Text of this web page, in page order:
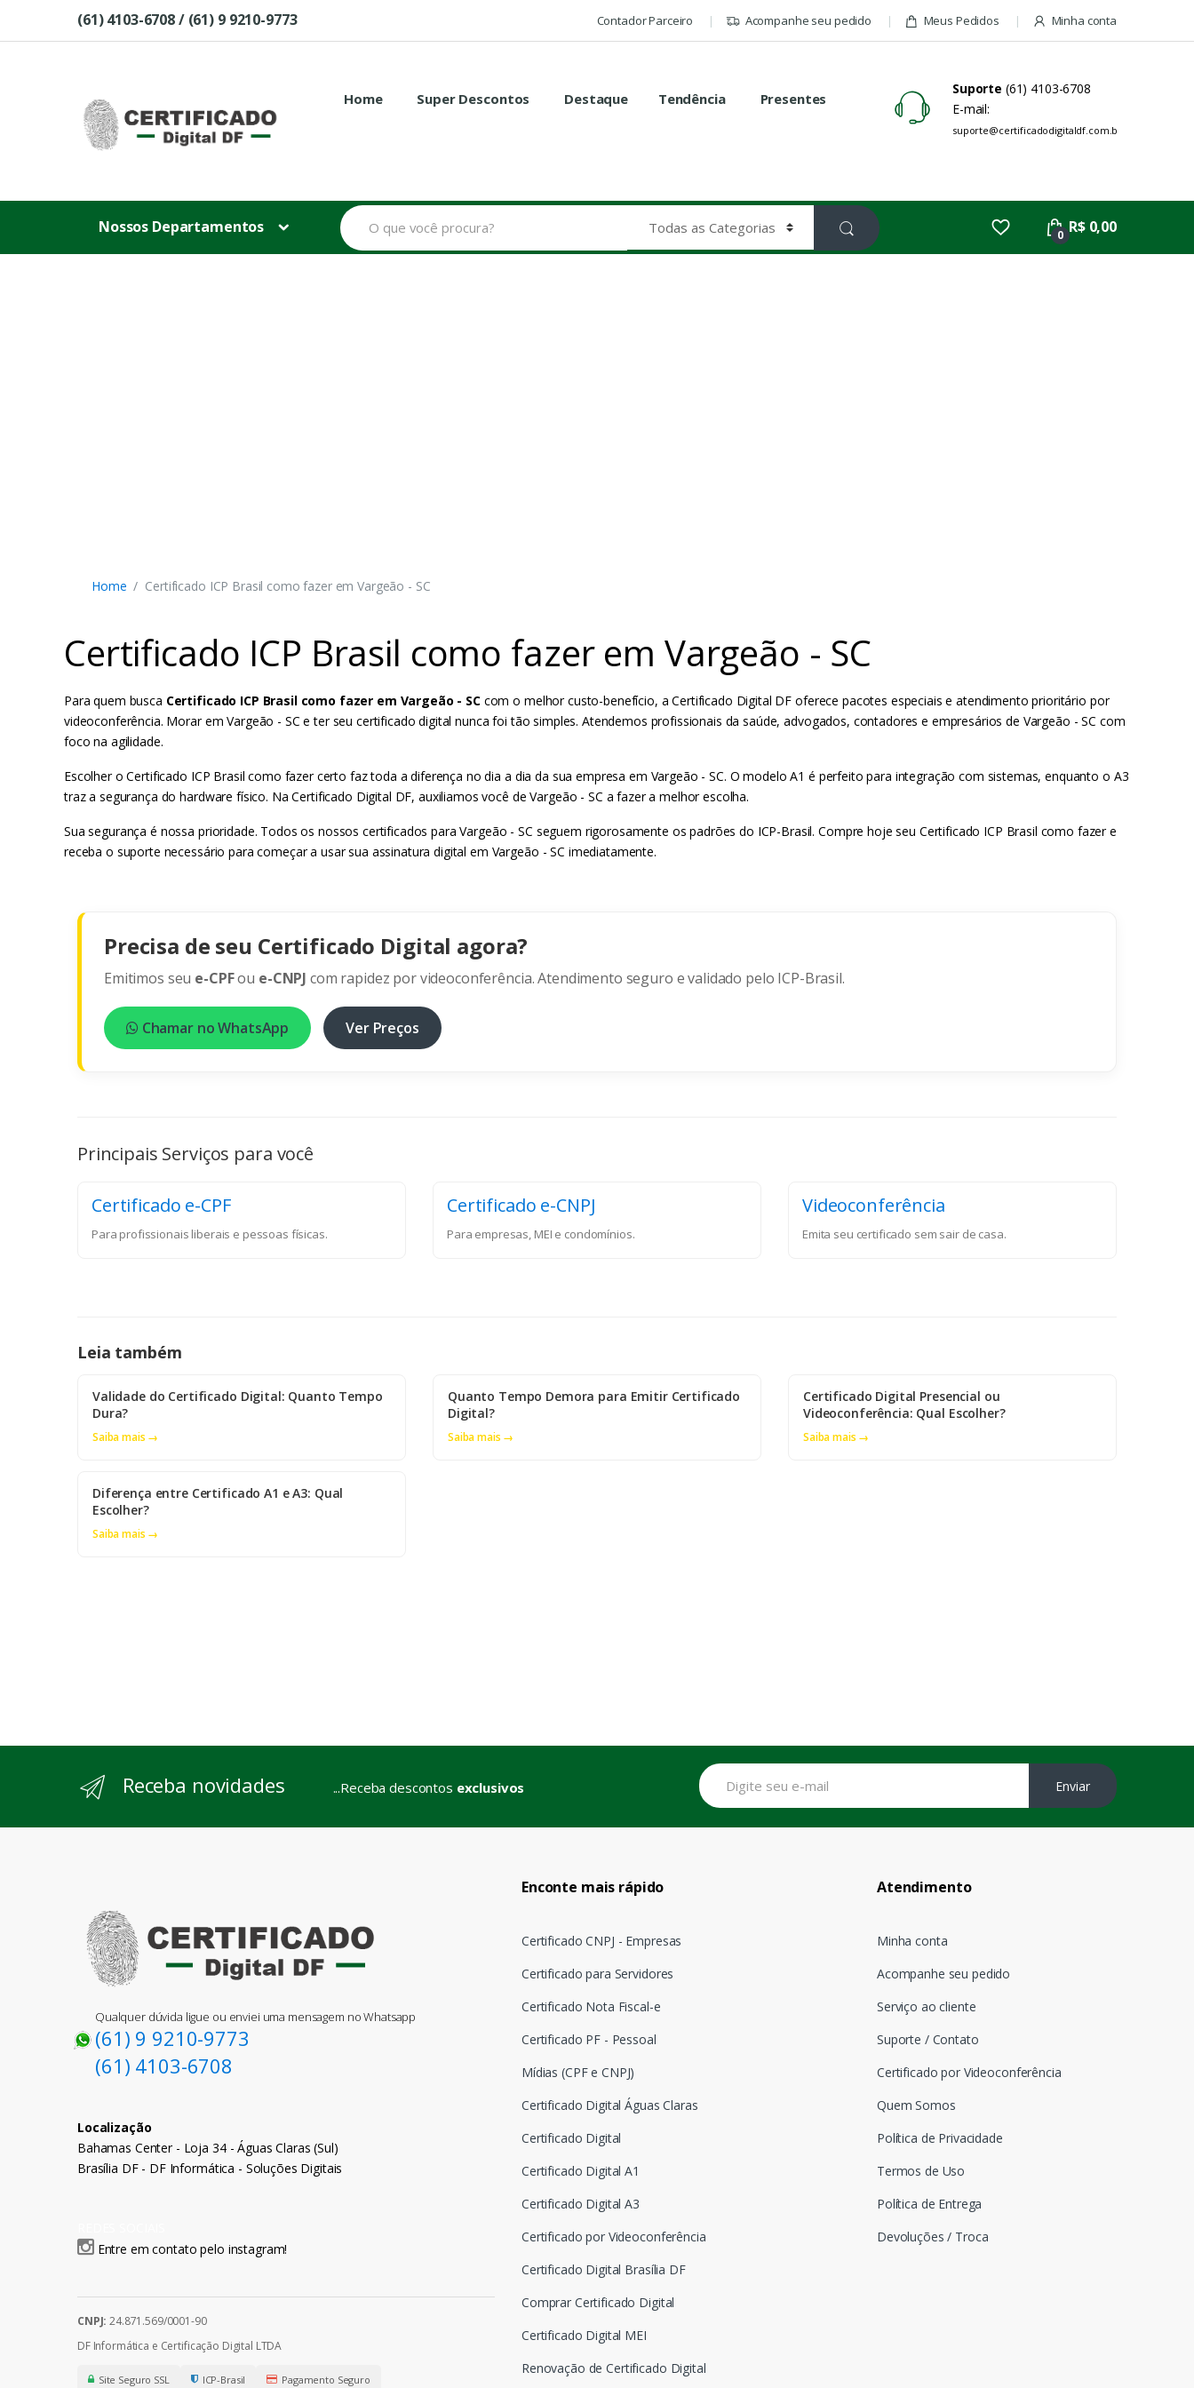
Skip to navigation
Skip to content(61) 4103-6708 / (61) 9 9210-9773 Contador Parceiro Acompanhe seu pedido Meus Pedidos Minha conta
Home Super Descontos Destaque Tendência Presentes
Suporte (61) 4103-6708
E-mail:
suporte@certificadodigitaldf.com.br
Nossos Departamentos
B
u
s
0 R$ 0,00
Home Certificado ICP Brasil como fazer em Vargeão - SC
Certificado ICP Brasil como fazer em Vargeão - SC
Para quem busca Certificado ICP Brasil como fazer em Vargeão - SCcom o melhor custo-benefício, a Certificado Digital DF oferece pacotes especiais e atendimento prioritário por
videoconferência. Morar em Vargeão - SC e ter seu certificado digital nunca foi tão simples. Atendemos profissionais da saúde, advogados, contadores e empresários de Vargeão - SC com
foco na agilidade.
Escolher o Certificado ICP Brasil como fazer certo faz toda a diferença no dia a dia da sua empresa em Vargeão - SC. O modelo A1 é perfeito para integração com sistemas, enquanto o A3
traz a segurança do hardware físico. Na Certificado Digital DF, auxiliamos você de Vargeão - SC a fazer a melhor escolha.
Sua segurança é nossa prioridade. Todos os nossos certificados para Vargeão - SC seguem rigorosamente os padrões do ICP-Brasil. Compre hoje seu Certificado ICP Brasil como fazer e
receba o suporte necessário para começar a usar sua assinatura digital em Vargeão - SC imediatamente.
Precisa de seu Certificado Digital agora?
Emitimos seu e-CPFou e-CNPJ com rapidez por videoconferência. Atendimento seguro e validado pelo ICP-Brasil.
Chamar no WhatsApp Ver Preços
Principais Serviços para você
Certificado e-CPF
Para profissionais liberais e pessoas físicas.
Certificado e-CNPJ
Para empresas, MEI e condomínios.
Videoconferência
Emita seu certificado sem sair de casa.
Leia também
Validade do Certificado Digital: Quanto Tempo
Dura?
Saiba mais →
Quanto Tempo Demora para Emitir Certificado
Digital?
Saiba mais →
Certificado Digital Presencial ou
Videoconferência: Qual Escolher?
Saiba mais →
Diferença entre Certificado A1 e A3: Qual
Escolher?
Saiba mais →
Receba novidades ...Receba descontos exclusivos Enviar
Enconte mais rápido
Certificado CNPJ - Empresas
Certificado para Servidores
Certificado Nota Fiscal-e
Certificado PF - Pessoal
Mídias (CPF e CNPJ)
Certificado Digital Águas Claras
Certificado Digital
Certificado Digital A1
Certificado Digital A3
Certificado por Videoconferência
Certificado Digital Brasília DF
Comprar Certificado Digital
Certificado Digital MEI
Renovação de Certificado Digital
Atendimento
Minha conta
Acompanhe seu pedido
Serviço ao cliente
Suporte / Contato
Certificado por Videoconferência
Quem Somos
Política de Privacidade
Termos de Uso
Política de Entrega
Devoluções / Troca
Qualquer dúvida ligue ou enviei uma mensagem no Whatsapp
(61) 9 9210-9773
(61) 4103-6708
Localização
Bahamas Center - Loja 34 - Águas Claras (Sul)
Brasília DF - DF Informática - Soluções Digitais
Entre em contato pelo instagram!
CNPJ: 24.871.569/0001-90
DF Informática e Certificação Digital LTDA
Site Seguro SSL ICP-Brasil Pagamento Seguro